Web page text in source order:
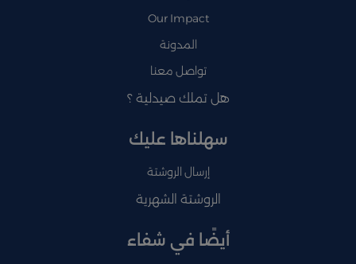
Our Impact
المدونة
تواصل معنا
هل تملك صيدلية ؟
سهلناها عليك
إرسال الروشتة
الروشتة الشهرية
أيضًا في شفاء